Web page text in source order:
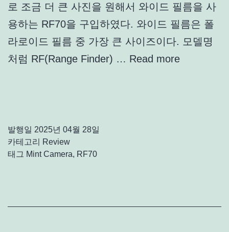
로 조금 더 큰 사진을 원해서 와이드 필름을 사
용하는 RF70을 구입하였다. 와이드 필름은 폴
라로이드 필름 중 가장 큰 사이즈이다. 모델명
처럼 RF(Range Finder) … Read more
발행일 2025년 04월 28일
카테고리
Review
태그 Mint Camera, RF70